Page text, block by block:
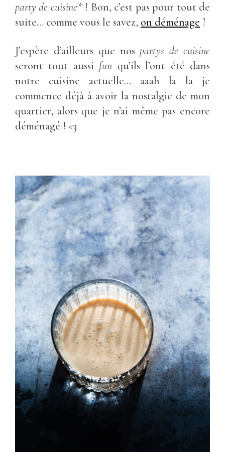
party de cuisine*! Bon, c’est pas pour tout de
suite… comme vous le savez, on déménage !
J’espère d’ailleurs que nospartys de cuisine
seront tout aussi fun qu’ils l’ont été dans
notre cuisine actuelle… aaah la la je
commence déjà à avoir la nostalgie de mon
quartier, alors que je n’ai même pas encore
déménagé ! <3